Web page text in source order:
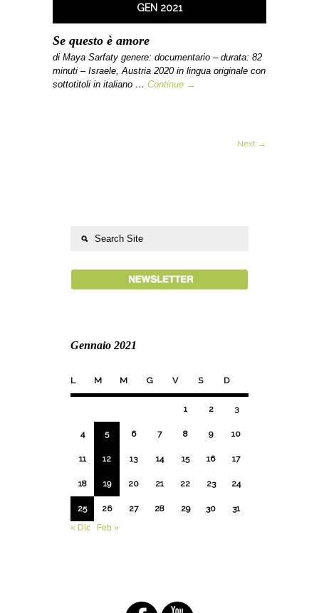
GEN 2021
Se questo è amore
di Maya Sarfaty genere: documentario – durata: 82
minuti – Israele, Austria 2020 in lingua originale con
sottotitoli in italiano … Continue →
Next →
Gennaio 2021
L M M G V S D
1 2 3
4 5 6 7 8 9 10
11 12 13 14 15 16 17
18 19 20 21 22 23 24
25 26 27 28 29 30
31
« Dic
Feb »